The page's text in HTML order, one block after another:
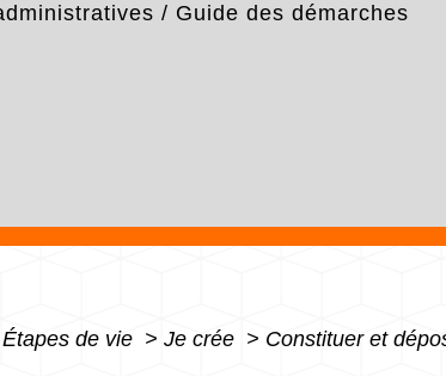
/ Guide des démarches
Étapes de vie > Je crée > Constituer et